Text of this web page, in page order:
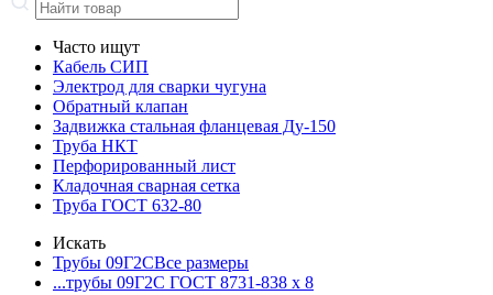
Часто ищут
Кабель СИП
Электрод для сварки чугуна
Обратный клапан
Задвижка стальная фланцевая Ду-150
Труба НКТ
Перфорированный лист
Кладочная сварная сетка
Труба ГОСТ 632-80
Искать
Трубы 09Г2СВсе размеры
...трубы 09Г2С ГОСТ 8731-838 x 8